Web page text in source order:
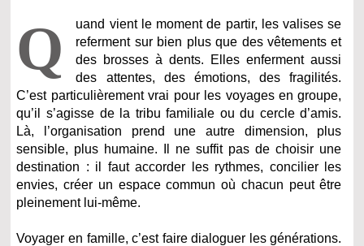
Q
uand vient le moment de partir, les valises se
referment sur bien plus que des vêtements et
des brosses à dents. Elles enferment aussi
des attentes, des émotions, des fragilités.
C’est particulièrement vrai pour les voyages en groupe,
qu’il s’agisse de la tribu familiale ou du cercle d’amis.
Là, l’organisation prend une autre dimension, plus
sensible, plus humaine. Il ne suffit pas de choisir une
destination : il faut accorder les rythmes, concilier les
envies, créer un espace commun où chacun peut être
pleinement lui-même.
Voyager en famille, c’est faire dialoguer les générations.